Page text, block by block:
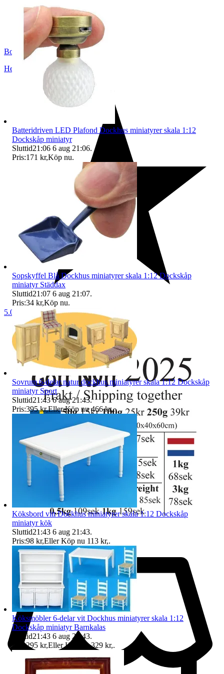
BoutiqueNo9
Helsingborg
,Sverige
5.0
Batteridriven LED Plafond Dockhus miniatyrer skala 1:12
Dockskåp miniatyr
Sluttid21:06 6 aug 21:06.
Pris:171 kr,Köp nu.
Sopskyffel Blå Dockhus miniatyrer skala 1:12 Dockskåp
miniatyr Städdax
Sluttid21:07 6 aug 21:07.
Pris:34 kr,Köp nu.
Sovrum 6-delar natur dockhus miniatyrer skala 1:12 Dockskåp
miniatyr Sport
Sluttid21:43 6 aug 21:43.
Pris:395 kr,Eller Köp nu 466 kr,.
Köksbord vitt Dockhus miniatyrer skala 1:12 Dockskåp
miniatyr kök
Sluttid21:43 6 aug 21:43.
Pris:98 kr,Eller Köp nu 113 kr,.
Köksmöbler 6-delar vit Dockhus miniatyrer skala 1:12
Dockskåp miniatyr Barnkalas
Sluttid21:43 6 aug 21:43.
Pris:295 kr,Eller Köp nu 329 kr,.